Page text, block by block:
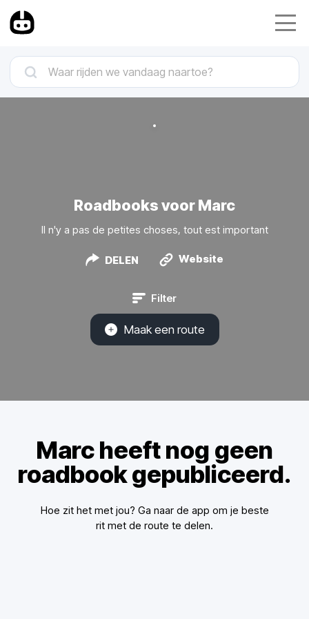
Roadbooks voor Marc
Il n'y a pas de petites choses, tout est important
DELEN Website
Filter
Maak een route
Marc heeft nog geen
roadbook gepubliceerd.
Hoe zit het met jou? Ga naar de app om je beste
rit met de route te delen.